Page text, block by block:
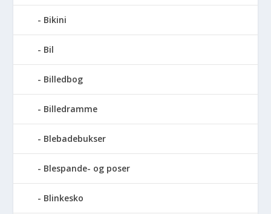
Bikini
Bil
Billedbog
Billedramme
Blebadebukser
Blespande- og poser
Blinkesko